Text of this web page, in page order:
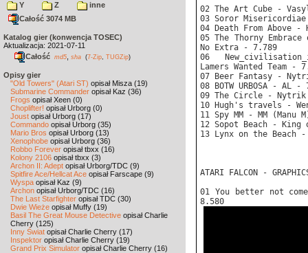
Y
Z
inne
Całość 3074 MB
Katalog gier (konwencja TOSEC)
Aktualizacja: 2021-07-11
Całość md5 sha (7-Zip TUGZip)
Opisy gier
"Old Towers" (Atari ST) opisał Misza (19)
Submarine Commander opisał Kaz (36)
Frogs opisał Xeen (0)
Choplifter! opisał Urborg (0)
Joust opisał Urborg (17)
Commando opisał Urborg (35)
Mario Bros opisał Urborg (13)
Xenophobe opisał Urborg (36)
Robbo Forever opisał tbxx (16)
Kolony 2106 opisał tbxx (3)
Archon II: Adept opisał Urborg/TDC (9)
Spitfire Ace/Hellcat Ace opisał Farscape (9)
Wyspa opisał Kaz (9)
Archon opisał Urborg/TDC (16)
The Last Starfighter opisał TDC (30)
Dwie Wieże opisał Muffy (19)
Basil The Great Mouse Detective opisał Charlie
Cherry (125)
Inny Świat opisał Charlie Cherry (17)
Inspektor opisał Charlie Cherry (19)
Grand Prix Simulator opisał Charlie Cherry (16)
02 The Art Cube -
03 Soror
04 Death From Above -
05 The Thorny
No Extra - 7.789
06
Lamers Wanted Team -
07 Beer Fantasy -
08 BOTW URBOSA - AL -
09 The Circle - Nytrik
10 Hugh's travels -
11 Spy MM - MM (Manu
12 Sopot Beach -
13 Lynx on the Beach
ATARI FALCON -
01 You better not
8.580